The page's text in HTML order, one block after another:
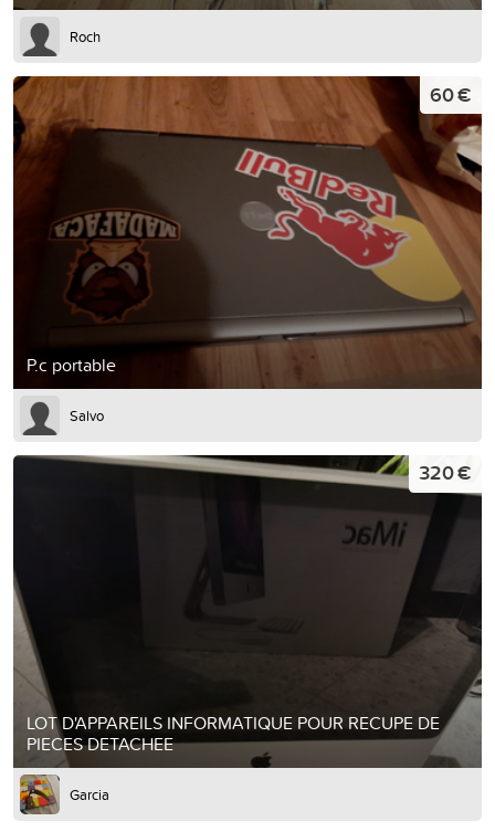
Roch
P.c portable
60 €
Salvo
LOT D'APPAREILS INFORMATIQUE POUR RECUPE DE
PIECES DETACHEE
320 €
Garcia